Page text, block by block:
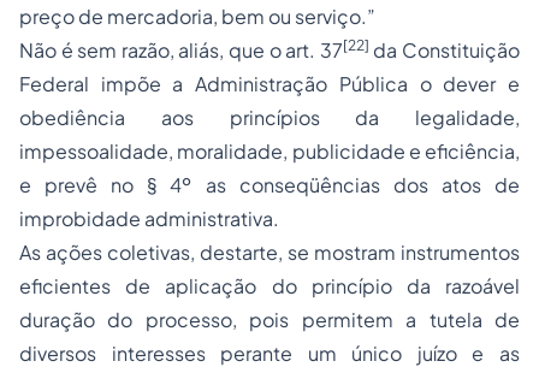
preço de mercadoria, bem ou serviço.”
Não é sem razão, aliás, que o art. 37[22] da Constituição
Federal impõe a Administração Pública o dever e
obediência aos princípios da legalidade,
impessoalidade, moralidade, publicidade e eficiência,
e prevê no § 4º as conseqüências dos atos de
improbidade administrativa.
As ações coletivas, destarte, se mostram instrumentos
eficientes de aplicação do princípio da razoável
duração do processo, pois permitem a tutela de
diversos interesses perante um único juízo e as